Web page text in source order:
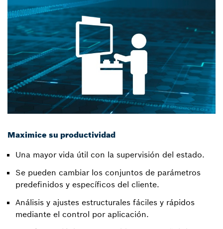
Maximice su productividad
Una mayor vida útil con la supervisión del estado.
Se pueden cambiar los conjuntos de parámetros
predefinidos y específicos del cliente.
Análisis y ajustes estructurales fáciles y rápidos
mediante el control por aplicación.